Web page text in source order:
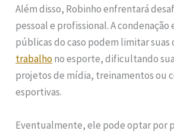
Além disso, Robinho enfrentará
pessoal e profissional. A condenação
públicas do caso podem limitar
trabalhono esporte, dificultando
projetos de mídia, treinamentos ou
esportivas.
Eventualmente, ele pode optar por